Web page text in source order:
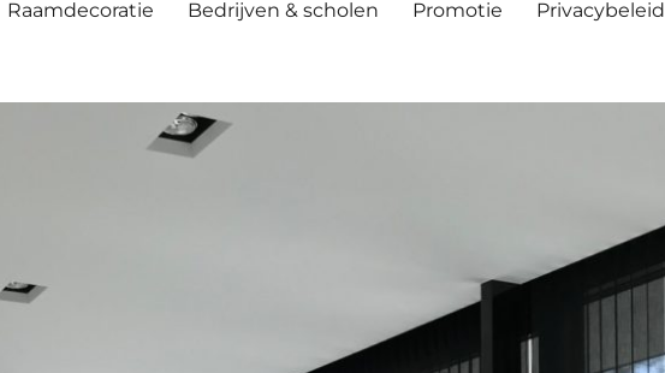
Raamdecoratie Bedrijven & scholen Promotie Privacybeleid